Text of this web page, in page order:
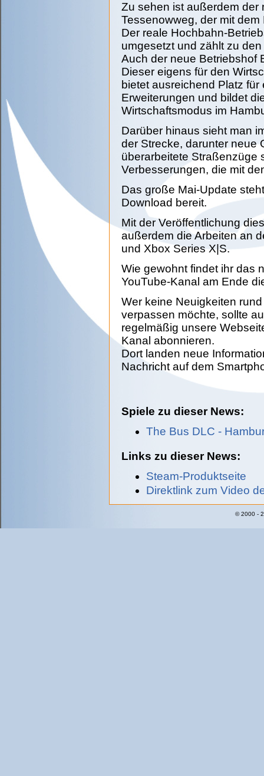
Zu sehen ist außerdem der
Tessenowweg, der mit
Der reale Hochbahn-
umgesetzt und zählt zu
Auch der neue Betriebshof
Dieser eigens für den
bietet ausreichend Platz
Erweiterungen und bildet
Wirtschaftsmodus im
Darüber hinaus sieht man
der Strecke, darunter neue
überarbeitete Straßenzüge
Verbesserungen, die mit
Das große Mai-Update
Download bereit.
Mit der Veröffentlichung
außerdem die Arbeiten an
und Xbox Series X|S.
Wie gewohnt findet ihr das
YouTube-Kanal am Ende
Wer keine Neuigkeiten
verpassen möchte, sollte
regelmäßig unsere
Kanal abonnieren.
Dort landen neue
Nachricht auf dem
Spiele zu dieser News:
The Bus DLC -
Links zu dieser News:
Steam-Produktseite
Direktlink zum Video
© 2000 -